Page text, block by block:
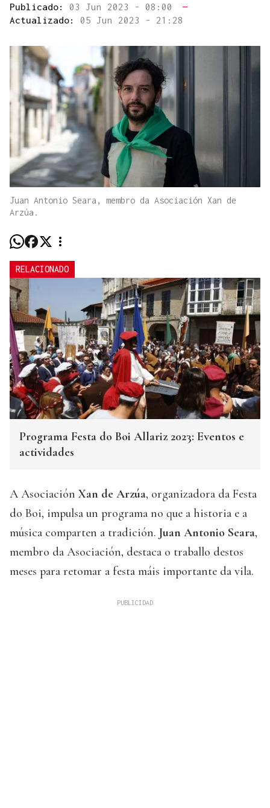
Publicado: 03 Jun 2023 - 08:00
—
Actualizado: 05 Jun 2023 - 21:28
Juan Antonio Seara, membro da Asociación Xan de
Arzúa.
RELACIONADO
Programa Festa do Boi Allariz 2023: Eventos e
actividades
A Asociación Xan de Arzúa, organizadora da Festa
do Boi, impulsa un programa no que a historia e a
música comparten a tradición. Juan Antonio Seara,
membro da Asociación, destaca o traballo destos
meses para retomar a festa máis importante da vila.